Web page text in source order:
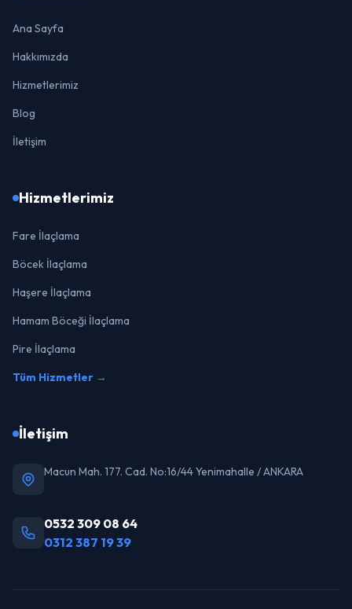
Ana Sayfa
Hakkımızda
Hizmetlerimiz
Blog
İletişim
Hizmetlerimiz
Fare İlaçlama
Böcek İlaçlama
Haşere İlaçlama
Hamam Böceği İlaçlama
Pire İlaçlama
Tüm Hizmetler →
İletişim
Macun Mah. 177. Cad. No:16/44 Yenimahalle / ANKARA
0532 309 08 64
0312 387 19 39